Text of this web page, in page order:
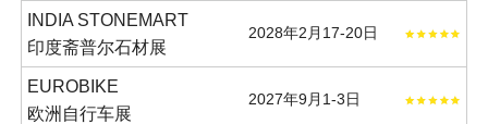
INDIA STONEMART
印度斋普尔石材展
2028年2月17-20日
EUROBIKE
欧洲自行车展
2027年9月1-3日